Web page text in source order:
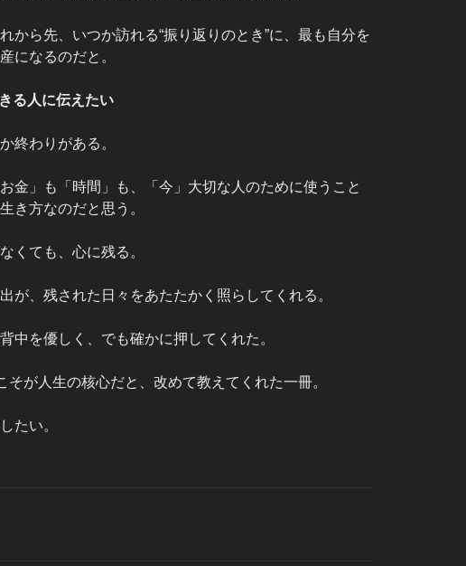
から先、いつか訪れる“振り返りのとき”に、最も自分を
になるのだと。
る人に伝えたい
終わりがある。
金」も「時間」も、「今」大切な人のために使うこと
き方なのだと思う。
くても、心に残る。
が、残された日々をあたたかく照らしてくれる。
中を優しく、でも確かに押してくれた。
そが人生の核心だと、改めて教えてくれた一冊。
たい。